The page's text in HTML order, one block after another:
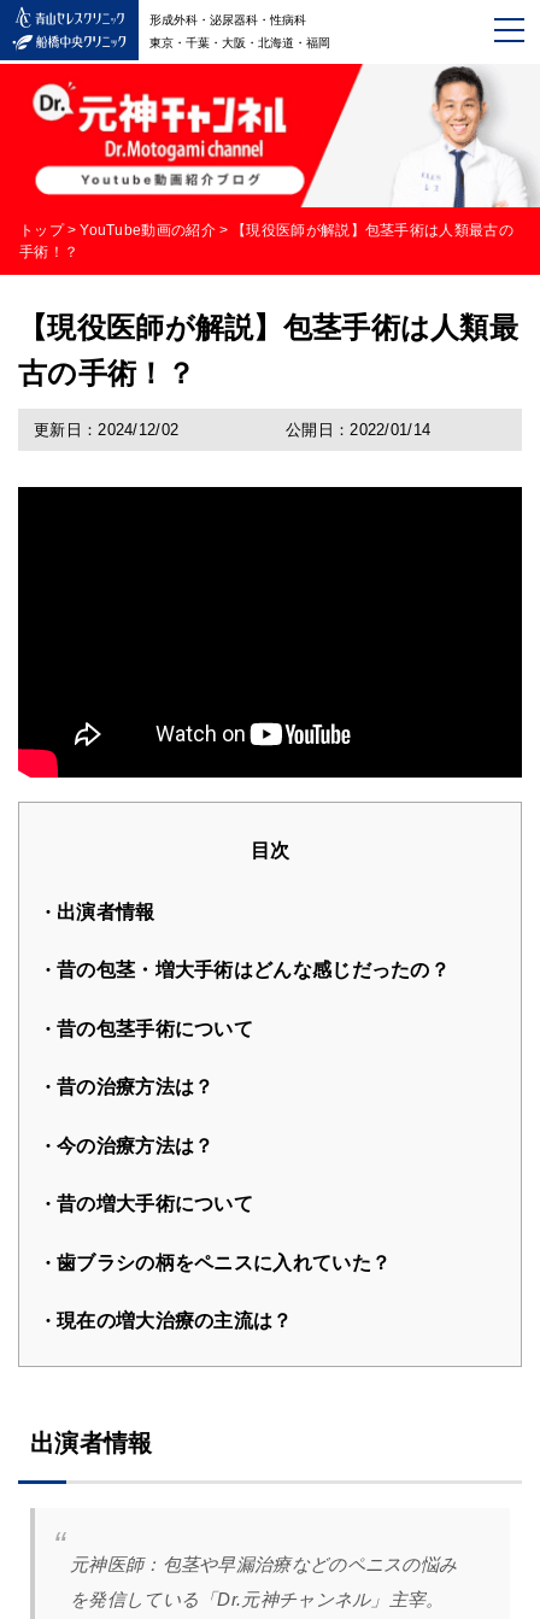
形成外科・泌尿器科・性病科
東京・千葉・大阪・北海道・福岡
トップ > YouTube動画の紹介 >
【現役医師が解説】包茎手術は人類最古の
手術！？
【現役医師が解説】包茎手術は人類最
古の手術！？
更新日：2024/12/02 公開日：2022/01/14
目次
出演者情報
昔の包茎・増大手術はどんな感じだったの？
昔の包茎手術について
昔の治療方法は？
今の治療方法は？
昔の増大手術について
歯ブラシの柄をペニスに入れていた？
現在の増大治療の主流は？
出演者情報
元神医師： 包茎や早漏治療などのペニスの悩み
を発信している「Dr.元神チャンネル」主宰。